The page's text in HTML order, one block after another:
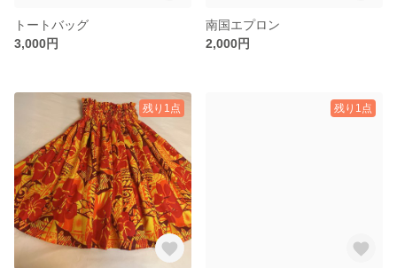
トートバッグ
3,000円
南国エプロン
2,000円
残り1点 残り1点